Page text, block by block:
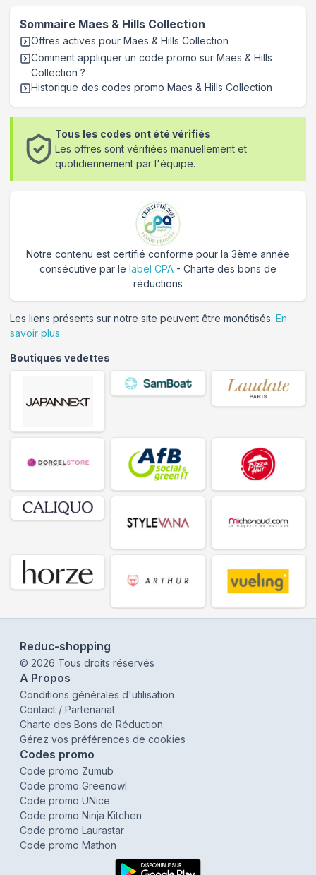
Sommaire Maes & Hills Collection
Offres actives pour Maes & Hills Collection
Comment appliquer un code promo sur Maes & Hills
Collection ?
Historique des codes promo Maes & Hills Collection
Tous les codes ont été vérifiés
Les offres sont vérifiées manuellement et
quotidiennement par l'équipe.
Notre contenu est certifié conforme pour la 3ème année
consécutive par le label CPA - Charte des bons de
réductions
Les liens présents sur notre site peuvent être monétisés. En
savoir plus
Boutiques vedettes
Reduc-shopping
© 2026 Tous droits réservés
A Propos
Conditions générales d'utilisation
Contact / Partenariat
Charte des Bons de Réduction
Gérez vos préférences de cookies
Codes promo
Code promo Zumub
Code promo Greenowl
Code promo UNice
Code promo Ninja Kitchen
Code promo Laurastar
Code promo Mathon